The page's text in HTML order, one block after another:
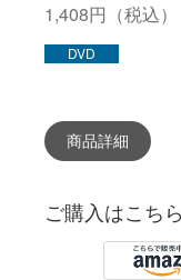
1,408円（税込）
DVD
商品詳細
ご購入はこちら